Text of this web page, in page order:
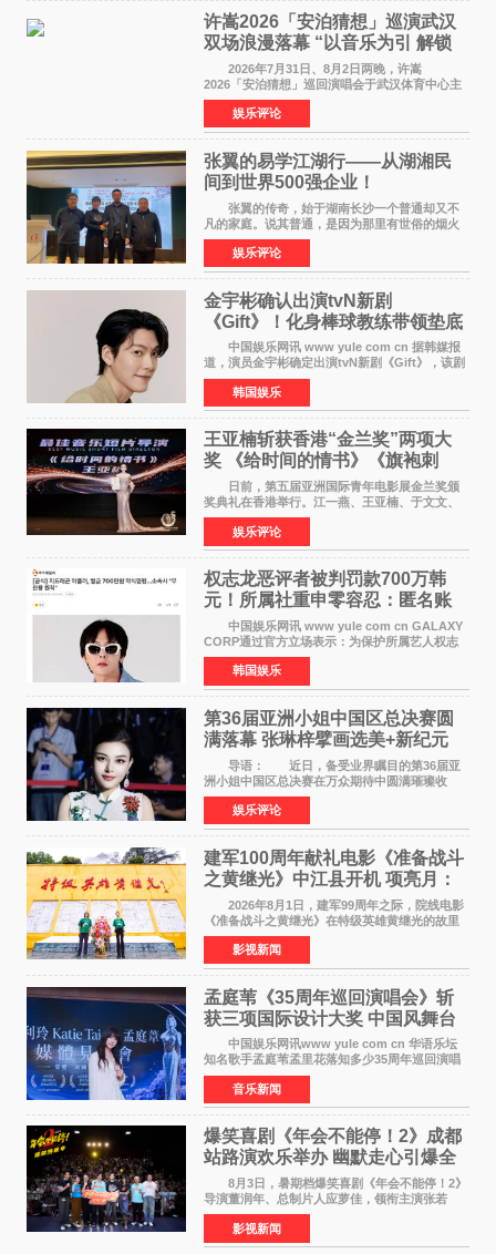
许嵩2026「安泊猜想」巡演武汉
双场浪漫落幕 “以音乐为引 解锁
江城记忆”
2026年7月31日、8月2日两晚，许嵩
2026「安泊猜想」巡回演唱会于武汉体育中心主
体育场盛大开唱。许嵩与数万歌迷在此相聚，从
浪漫惬意的舞台设计到充满诚意与惊喜的现场互
动，共同开启了一场关于
娱乐评论
张翼的易学江湖行——从湖湘民
间到世界500强企业！
张翼的传奇，始于湖南长沙一个普通却又不
凡的家庭。说其普通，是因为那里有世俗的烟火
气；说其不凡，是因为家中有一位洞悉天地玄机
的长者——他的爷爷。作为当地的风水师，爷爷
是张翼走进易学
娱乐评论
金宇彬确认出演tvN新剧
《Gift》！化身棒球教练带领垫底
球队逆袭
中国娱乐网讯 www yule com cn 据韩媒报
道，演员金宇彬确定出演tvN新剧《Gift》，该剧
预计将于下半年播出，引发观众高度期待。
本剧改编自同名网络漫画，讲述一位经历意外事
故后获得特殊
韩国娱乐
王亚楠斩获香港“金兰奖”两项大
奖 《给时间的情书》《旗袍刺
客》双双获肯定
日前，第五届亚洲国际青年电影展金兰奖颁
奖典礼在香港举行。江一燕、王亚楠、于文文、
李东学等知名演员出席活动。著名演员、导演王
亚楠凭借音乐故事片《给时间的情书》和院线电
影《旗袍刺客》
娱乐评论
权志龙恶评者被判罚款700万韩
元！所属社重申零容忍：匿名账
号也难逃刑责
中国娱乐网讯 www yule com cn GALAXY
CORP通过官方立场表示：为保护所属艺人权志
龙的名誉和权益，将持续对网络上发生的名誉损
害、散布虚假事实、侮辱、恶意诽谤等行为采取
法律应对措施。
韩国娱乐
第36届亚洲小姐中国区总决赛圆
满落幕 张琳梓擘画选美+新纪元
导语： 近日，备受业界瞩目的第36届亚
洲小姐中国区总决赛在万众期待中圆满璀璨收
官。整场盛典汇聚万千芳华，不仅完成了新一届
美丽代言人的加冕选拔，更在行业发展层面带来
颠覆性突破。活动
娱乐评论
建军100周年献礼电影《准备战斗
之黄继光》中江县开机 项亮月：
以光影为笔，书写英雄赞歌
2026年8月1日，建军99周年之际，院线电影
《准备战斗之黄继光》在特级英雄黄继光的故里
——四川省德阳市中江县黄继光出生地正式开
机。本片出品人、总制片人项亮月主持开机仪
式，&zwnj;特级英雄
影视新闻
孟庭苇《35周年巡回演唱会》斩
获三项国际设计大奖 中国风舞台
美学获全球认可
中国娱乐网讯www yule com cn 华语乐坛
知名歌手孟庭苇孟里花落知多少35周年巡回演唱
会再传喜讯。该演唱会先后荣获美国MUSE
Creative Awards白金奖（Platinum Winner）、
英国London Design
音乐新闻
爆笑喜剧《年会不能停！2》成都
站路演欢乐举办 幽默走心引爆全
场共鸣
8月3日，暑期档爆笑喜剧《年会不能停！2》
导演董润年、总制片人应萝佳，领衔主演张若
昀、白客，惊喜出演庄达菲，特别主演孙艺洲，
特别出演田雨，友情出演欧阳奋强出席成都路
演，与观众近距离互
影视新闻